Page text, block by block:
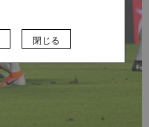
閉じる